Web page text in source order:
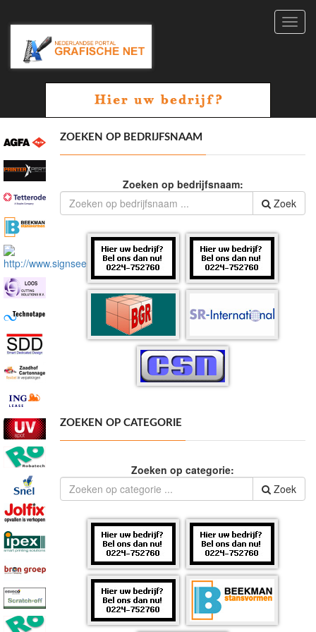
ZOEKEN OP BEDRIJFSNAAM
Zoeken op bedrijfsnaam:
Zoek
ZOEKEN OP CATEGORIE
Zoeken op categorie:
Zoek